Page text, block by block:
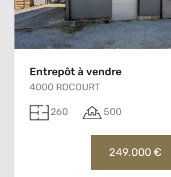
Entrepôt à vendre
4000 ROCOURT
260 500
249.000 €